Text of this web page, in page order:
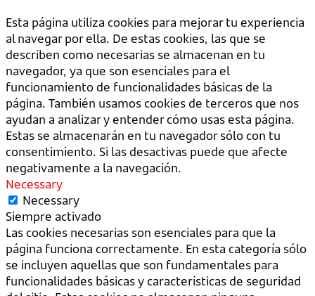
Esta página utiliza cookies para mejorar tu experiencia
al navegar por ella. De estas cookies, las que se
describen como necesarias se almacenan en tu
navegador, ya que son esenciales para el
funcionamiento de funcionalidades básicas de la
página. También usamos cookies de terceros que nos
ayudan a analizar y entender cómo usas esta página.
Estas se almacenarán en tu navegador sólo con tu
consentimiento. Si las desactivas puede que afecte
negativamente a la navegación.
Necessary
Necessary
Siempre activado
Las cookies necesarias son esenciales para que la
página funciona correctamente. En esta categoría sólo
se incluyen aquellas que son fundamentales para
funcionalidades básicas y características de seguridad